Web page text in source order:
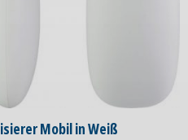
Mobil in Weiß